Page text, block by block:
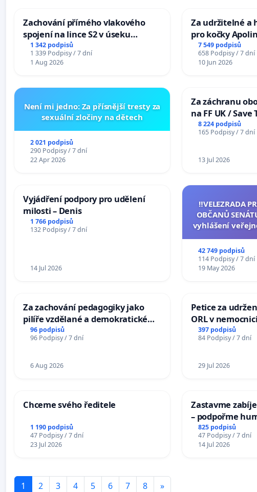
Zachování přímého vlakového
spojení na lince S2 v úseku
Ostrava – Bohumín – Karviná –
Mosty u Jablunkova
1 342 podpisů
1 339 Podpisy / 7 dní
1 Aug 2026
Za udržitelné a
pro kočky
7 549 podpisů
658 Podpisy / 7 dní
10 Jun 2026
Není mi jedno: Za přísnější tresty za
sexuální zločiny na dětech
2 021 podpisů
290 Podpisy / 7 dní
22 Apr 2026
Za záchranu
na FF UK /
Studies at the
Charles
8 224 podpisů
165 Podpisy / 7 dní
13 Jul 2026
Vyjádření podpory pro udělení
milosti – Denis
1 766 podpisů
132 Podpisy / 7 dní
14 Jul 2026
‼️VELEZRADA
OBČANŮ
vyhlášení
na přijetí
žaloby na
42 749 podpisů
114 Podpisy / 7 dní
19 May 2026
Za zachování pedagogiky jako
pilíře vzdělané a demokratické
společnosti
96 podpisů
96 Podpisy / 7 dní
6 Aug 2026
Petice za
ORL v
Hradec
397 podpisů
84 Podpisy / 7 dní
29 Jul 2026
Chceme svého ředitele
1 190 podpisů
47 Podpisy / 7 dní
23 Jul 2026
Zastavme
– podpořme
825 podpisů
47 Podpisy / 7 dní
14 Jul 2026
1 2 3 4 5 6 7 8 »